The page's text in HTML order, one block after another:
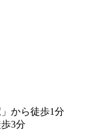
から徒歩1分
3分